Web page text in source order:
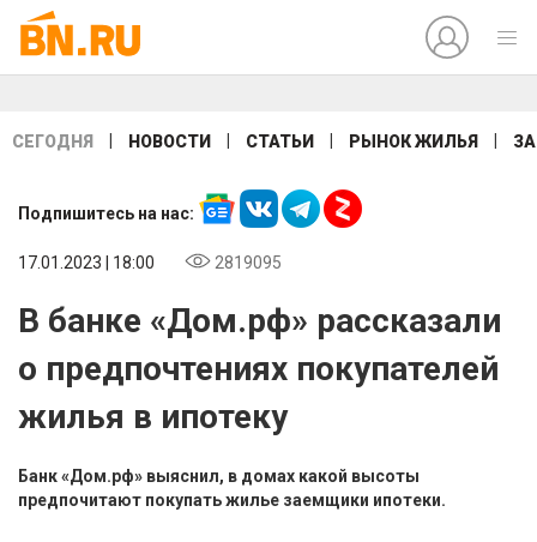
СЕГОДНЯ НОВОСТИ СТАТЬИ РЫНОК ЖИЛЬЯ
Подпишитесь на нас:
17.01.2023 | 18:00 2819095
В банке «Дом.рф» рассказали
о предпочтениях покупателей
жилья в ипотеку
Банк «Дом.рф» выяснил, в домах какой высоты
предпочитают покупать жилье заемщики ипотеки.